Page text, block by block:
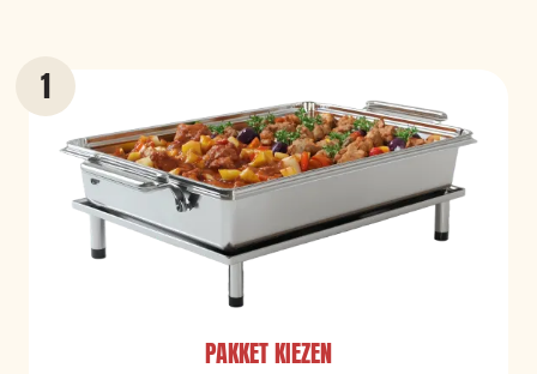
PAKKET KIEZEN